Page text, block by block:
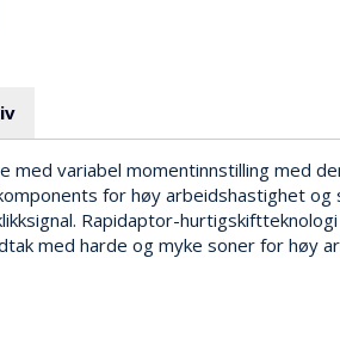
variabel momentinnstilling med
for høy arbeidshastighet
Rapidaptor-
med harde og myke soner for høy